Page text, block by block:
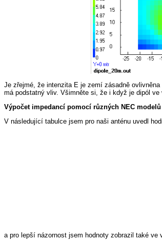
Je zřejmé, že intenzita E je zemí zásadně
má podstatný vliv. Všimněte si, že i když je dipól
Výpočet impedancí pomocí různých NEC modelů
V následující tabulce jsem pro naši anténu uvedl
a pro lepší názornost jsem hodnoty zobrazil také